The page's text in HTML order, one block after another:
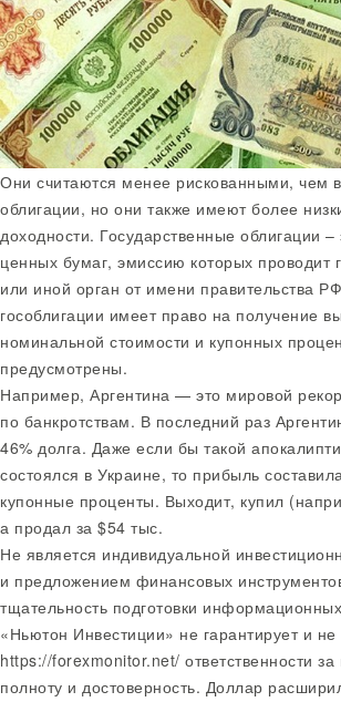
Они считаются менее рискованными, чем
облигации, но они также имеют более
доходности. Государственные облигации
ценных бумаг, эмиссию которых проводит
или иной орган от имени правительства
гособлигации имеет право на получение
номинальной стоимости и купонных
предусмотрены.
Например, Аргентина — это мировой
по банкротствам. В последний раз
46% долга. Даже если бы такой
состоялся в Украине, то прибыль
купонные проценты. Выходит, купил
а продал за $54 тыс.
Не является индивидуальной
и предложением финансовых
тщательность подготовки
«Ньютон Инвестиции» не гарантирует и не
https://forexmonitor.net/ ответственности за
полноту и достоверность. Доллар